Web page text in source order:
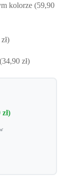
kolorze (59,90
zł)